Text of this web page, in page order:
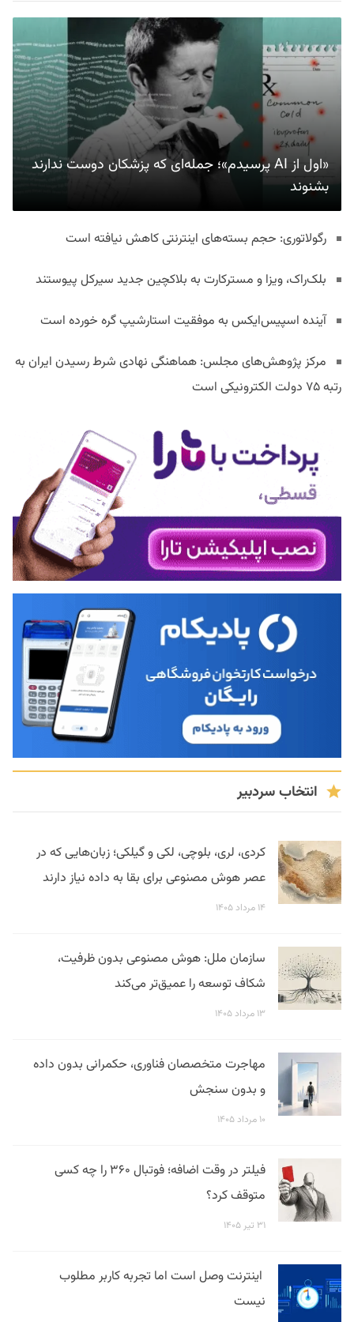
«اول از AI پرسیدم»؛ جمله‌ای که پزشکان دوست ندارند
بشنوند
رگولاتوری: حجم بسته‌های اینترنتی کاهش نیافته است
بلک‌راک، ویزا و مسترکارت به بلاکچین جدید سیرکل پیوستند
آینده اسپیس‌ایکس به موفقیت استارشیپ گره خورده است
مرکز پژوهش‌های مجلس: هماهنگی نهادی شرط رسیدن ایران به
رتبه ۷۵ دولت الکترونیکی است
انتخاب سردبیر
کردی، لری، بلوچی، لکی و گیلکی؛ زبان‌هایی که در
عصر هوش مصنوعی برای بقا به داده نیاز دارند
۱۴ مرداد ۱۴۰۵
سازمان ملل: هوش مصنوعی بدون ظرفیت،
شکاف توسعه را عمیق‌تر می‌کند
۱۳ مرداد ۱۴۰۵
مهاجرت متخصصان فناوری، حکمرانی بدون داده
و بدون سنجش
۱۰ مرداد ۱۴۰۵
فیلتر در وقت اضافه؛ فوتبال ۳۶۰ را چه کسی
متوقف کرد؟
۳۱ تیر ۱۴۰۵
اینترنت وصل است اما تجربه کاربر مطلوب
نیست